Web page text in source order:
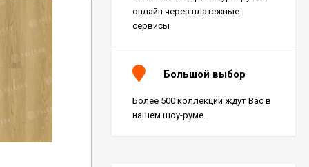
онлайн через платежные
сервисы
Большой выбор
Более 500 коллекций ждут Вас в
нашем шоу-руме.
Charme Evo Imperiale
Ret 60x120,